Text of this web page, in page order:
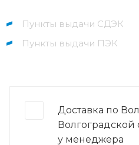
Пункты выдачи СДЭК
Пункты выдачи ПЭК
Доставка по
Волгоградской
у менеджера